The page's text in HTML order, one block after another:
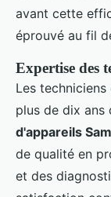
avant cette
éprouvé au fil
Expertise des
Les
plus de dix ans
d'appareils
de qualité en
et des